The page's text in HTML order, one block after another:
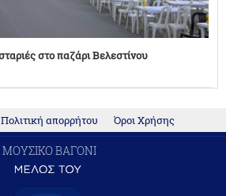
στο παζάρι Βελεστίνου
Πολιτική απορρήτου Όροι Χρήσης
ΜΟΥΣΙΚΟ ΒΑΓΟΝΙ